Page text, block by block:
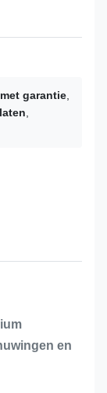
garantie
en